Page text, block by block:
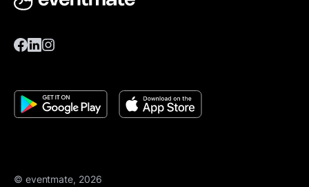
© eventmate, 2026